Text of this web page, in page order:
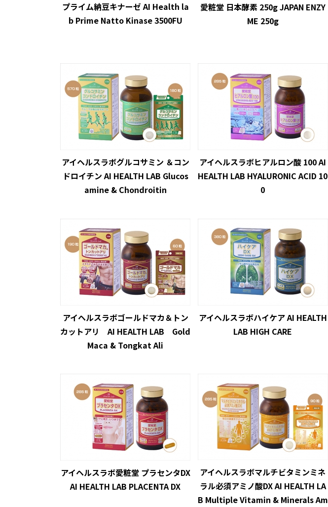
プライム納豆キナーゼ AI Health la
b Prime Natto Kinase 3500FU
愛粧堂 日本酵素 250g JAPAN ENZY
ME 250g
アイヘルスラボグルコサミン ＆コン
ドロイチン AI HEALTH LAB Glucos
amine & Chondroitin
アイヘルスラボヒアルロン酸 100 AI
HEALTH LAB HYALURONIC ACID 10
0
アイヘルスラボゴールドマカ＆トン
カットアリ AI HEALTH LAB Gold
Maca & Tongkat Ali
アイヘルスラボハイケア AI HEALTH
LAB HIGH CARE
アイヘルスラボ愛粧堂 プラセンタDX
AI HEALTH LAB PLACENTA DX
アイヘルスラボマルチビタミンミネ
ラル必須アミノ酸DX AI HEALTH LA
B Multiple Vitamin & Minerals Am